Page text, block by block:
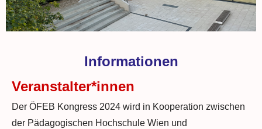
Informationen
Veranstalter*innen
Der ÖFEB Kongress 2024 wird in Kooperation zwischen
der Pädagogischen Hochschule Wien und